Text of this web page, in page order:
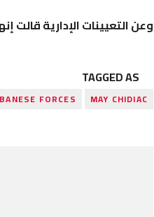
وعن التعيينات الإدارية قالت
TAGGED AS
FORCES MAY CHIDIAC